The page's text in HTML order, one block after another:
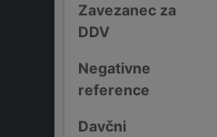
Zavezanec za
DDV
Negativne
reference
Davčni